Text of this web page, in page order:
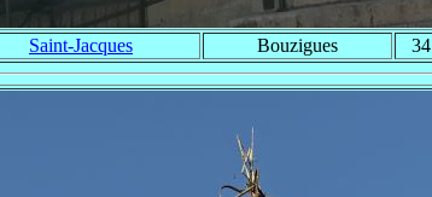
Saint-Jacques Bouzigues 34